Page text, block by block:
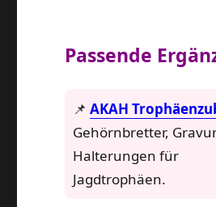
Passende
📌AKAH
Gehörnbretter,
Halterungen für
Jagdtrophäen.